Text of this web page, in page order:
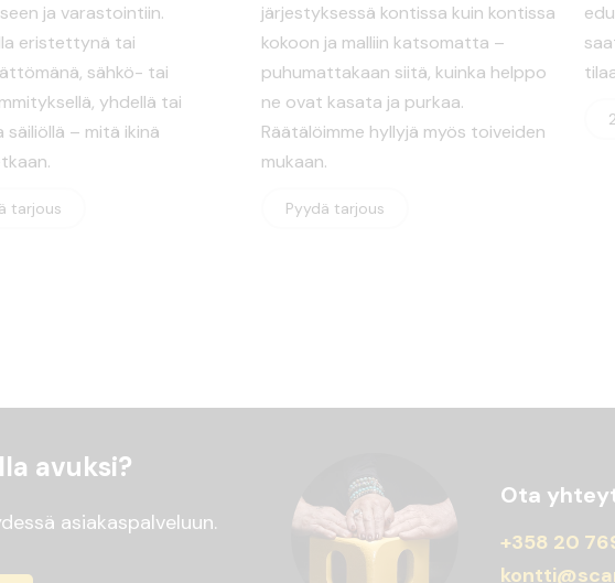
ja varastointiin.
eristettynä tai
sähkö- tai
yhdellä tai
säiliöllä – mitä ikinä
tarjous
järjestyksessä kontissa kuin kontissa
kokoon ja malliin katsomatta –
puhumattakaan siitä, kuinka helppo
ne ovat kasata ja purkaa.
Räätälöimme hyllyjä myös toiveiden
mukaan.
Pyydä tarjous
avuksi?
asiakaspalveluun.
Ota
+358 20